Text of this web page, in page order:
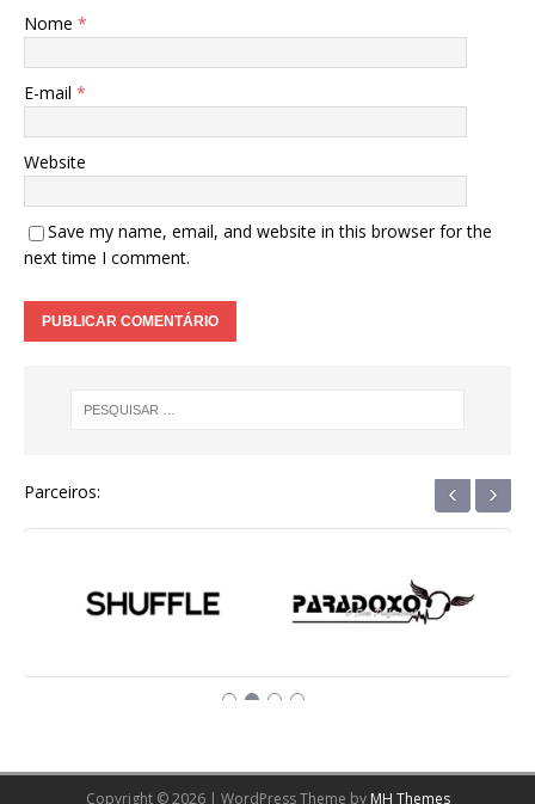
Nome *
E-mail *
Website
Save my name, email, and website in this browser for the
next time I comment.
Parceiros: ‹ ›
Copyright © 2026 | WordPress Theme by MH Themes